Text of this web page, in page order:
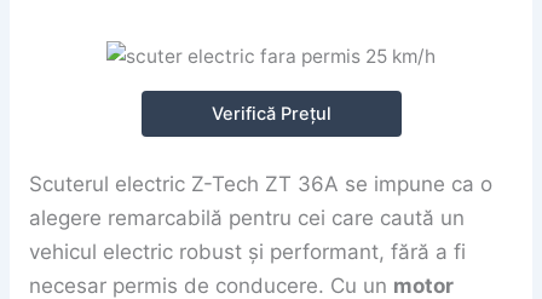
Verifică Prețul
Scuterul electric Z-Tech ZT 36A se impune ca o
alegere remarcabilă pentru cei care caută un
vehicul electric robust și performant, fără a fi
necesar permis de conducere. Cu un motor